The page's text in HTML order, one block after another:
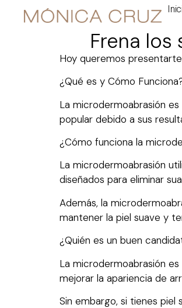
Frena
Hoy queremos
¿Qué es y Cómo
La microdermoabrasión
popular debido a sus
¿Cómo funciona la
La microdermoabrasión
diseñados para eliminar
Además, la
mantener la piel suave y
¿Quién es un buen
La microdermoabrasión
mejorar la apariencia de
Sin embargo, si tienes